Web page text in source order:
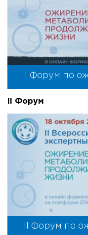
I Форум по
II Форум
II Форум по